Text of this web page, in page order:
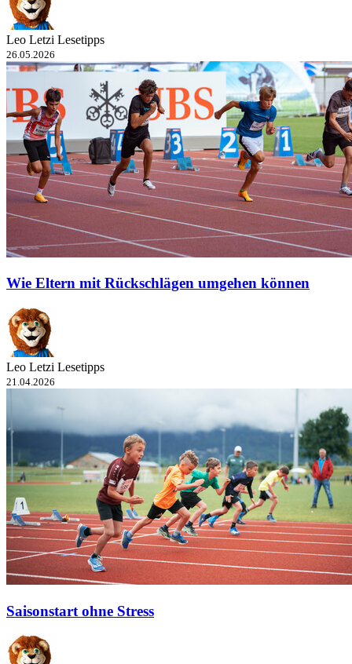
Leo Letzi Lesetipps
26.05.2026
Wie Eltern mit Rückschlägen umgehen können
Leo Letzi Lesetipps
21.04.2026
Saisonstart ohne Stress